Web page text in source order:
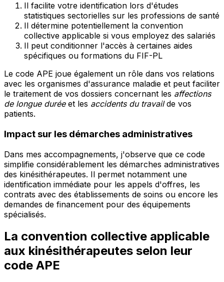
Il facilite votre identification lors d'études
statistiques sectorielles sur les professions de santé
Il détermine potentiellement la convention
collective applicable si vous employez des salariés
Il peut conditionner l'accès à certaines aides
spécifiques ou formations du FIF-PL
Le code APE joue également un rôle dans vos relations
avec les organismes d'assurance maladie et peut faciliter
le traitement de vos dossiers concernant les affections
de longue duréeet les accidents du travailde vos
patients.
Impact sur les démarches administratives
Dans mes accompagnements, j'observe que ce code
simplifie considérablement les démarches administratives
des kinésithérapeutes. Il permet notamment une
identification immédiate pour les appels d'offres, les
contrats avec des établissements de soins ou encore les
demandes de financement pour des équipements
spécialisés.
La convention collective applicable
aux kinésithérapeutes selon leur
code APE